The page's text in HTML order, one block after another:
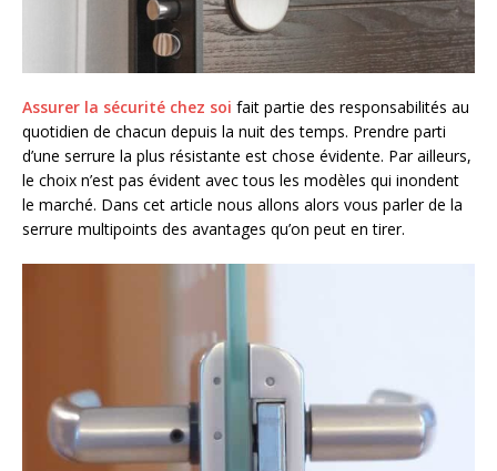
Assurer la sécurité chez soi fait partie des responsabilités au
quotidien de chacun depuis la nuit des temps. Prendre parti
d’une serrure la plus résistante est chose évidente. Par ailleurs,
le choix n’est pas évident avec tous les modèles qui inondent
le marché. Dans cet article nous allons alors vous parler de la
serrure multipoints des avantages qu’on peut en tirer.